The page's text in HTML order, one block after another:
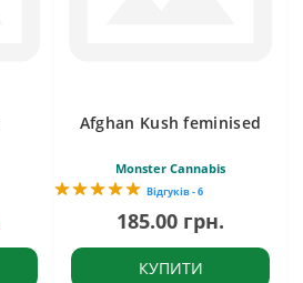
Afghan Kush feminised
Monster Cannabis
Відгуків - 6
185.00 грн.
КУПИТИ